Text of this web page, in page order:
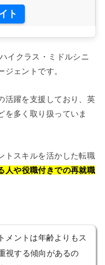
ト
イクラス・ミドルシニ
ェントです。
活躍を支援しており、英
を多く取り扱っていま
トスキルを活かした転職
人や役職付きでの再就職
メントは年齢よりもス
視する傾向があるの